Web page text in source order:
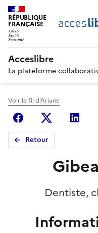
RÉPUBLIQUE
FRANÇAISE
Acceslibre
La plateforme
Voir le fil d'Ariane
FacebookX
Retour
Dentiste,